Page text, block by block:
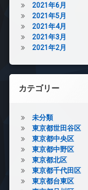
2021年6月
2021年5月
2021年4月
2021年3月
2021年2月
カテゴリー
未分類
東京都世田谷区
東京都中央区
東京都中野区
東京都北区
東京都千代田区
東京都台東区